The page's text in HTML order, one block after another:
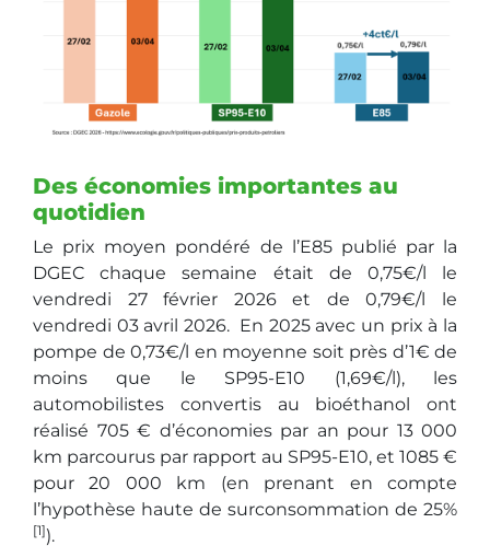
Des économies importantes au
quotidien
Le prix moyen pondéré de l’E85 publié par la
DGEC chaque semaine était de 0,75€/l le
vendredi 27 février 2026 et de 0,79€/l le
vendredi 03 avril 2026. En 2025 avec un prix à la
pompe de 0,73€/l en moyenne soit près d’1€ de
moins que le SP95-E10 (1,69€/l), les
automobilistes convertis au bioéthanol ont
réalisé 705 € d’économies par an pour 13 000
km parcourus par rapport au SP95-E10, et 1085 €
pour 20 000 km (en prenant en compte
l’hypothèse haute de surconsommation de 25%
[1]).